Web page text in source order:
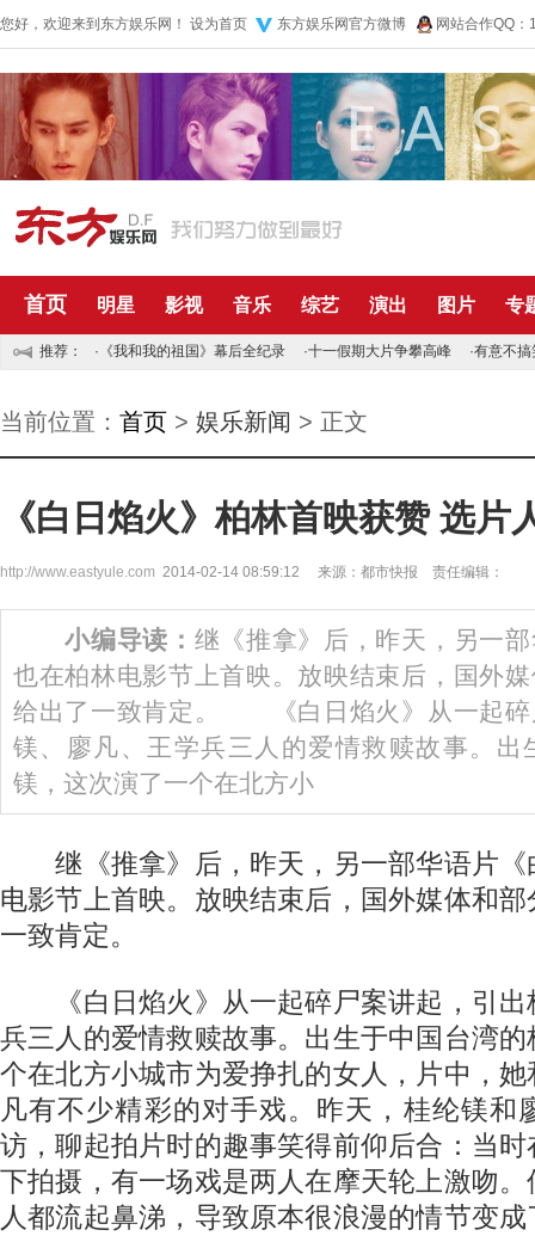
您好，欢迎来到东方娱乐网！ 设为首页 东方娱乐网官方微博 网站合作QQ
首页 明星 影视 音乐 综艺 演出 图片 专
推荐： · 《我和我的祖国》幕后全纪录 ·十一假期大片争攀高峰 ·有意不搞
当前位置： 首页 > 娱乐新闻 > 正文
《白日焰火》柏林首映获赞 选片
http://www.eastyule.com 2014-02-14 08:59:12 来源：都市快报 责任编辑：
小编导读： 继《推拿》后，昨天，另一
也在柏林电影节上首映。放映结束后，国外
给出了一致肯定。 《白日焰火》从一起碎
镁、廖凡、王学兵三人的爱情救赎故事。出
镁，这次演了一个在北方小
继《推拿》后，昨天，另一部华语片《
电影节上首映。放映结束后，国外媒体和
一致肯定。
《白日焰火》从一起碎尸案讲起，引出
兵三人的爱情救赎故事。出生于中国台湾
个在北方小城市为爱挣扎的女人，片中，
凡有不少精彩的对手戏。昨天，桂纶镁和
访，聊起拍片时的趣事笑得前仰后合：当
下拍摄，有一场戏是两人在摩天轮上激吻
人都流起鼻涕，导致原本很浪漫的情节变